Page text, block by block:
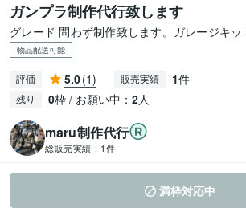
ガンプラ制作代行致します
グレード 問わず制作致します。ガレージキッ
物品配送可能
評価 5.0(1) 販売実績 1件
残り 0枠 / お願い中： 2人
maru制作代行
総販売実績： 1件
満枠対応中